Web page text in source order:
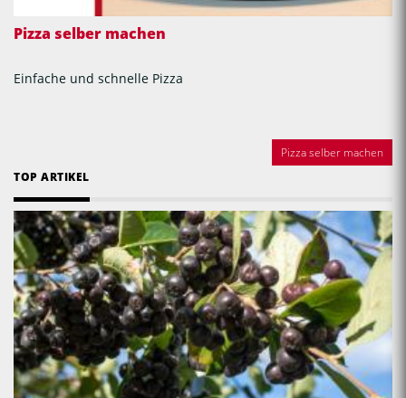
Pizza selber machen
Einfache und schnelle Pizza
Pizza selber machen
TOP ARTIKEL